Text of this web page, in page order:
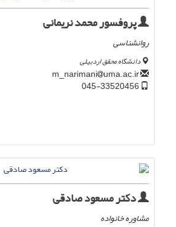
پروفسور محمد نریمانی
روانشناسی
دانشگاه محقق اردبیلی
uma.ac.ir
دکتر مسعود صادقی
مشاوره خانواده